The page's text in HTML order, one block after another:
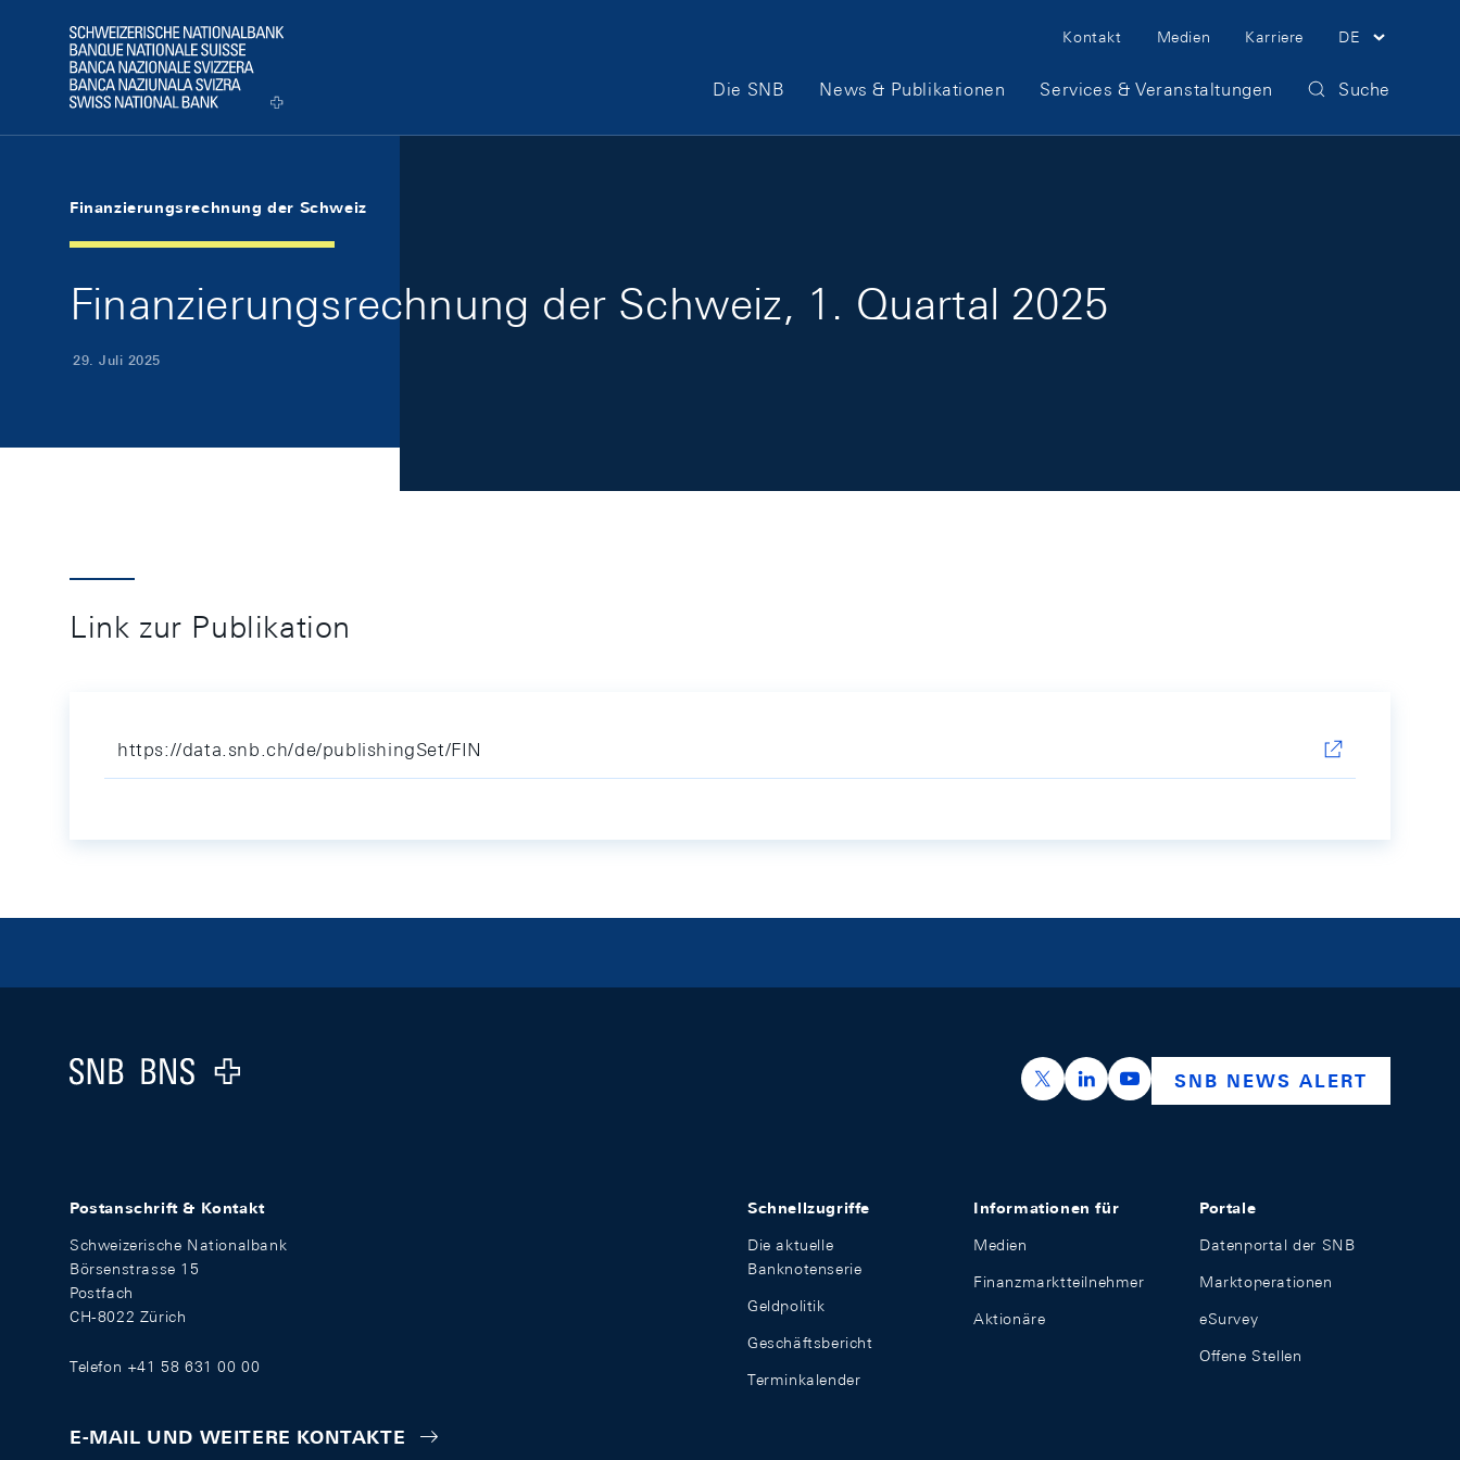
Logo
Meta Navigation
Kontakt Medien Karriere DE
Hauptnavigation
Die SNB News & Publikationen Services & Veranstaltungen Suche
Finanzierungsrechnung der Schweiz
Finanzierungsrechnung der Schweiz, 1. Quartal 2025
29. Juli 2025
Link zur Publikation
https://data.snb.ch/de/publishingSet/FIN
Logo
https://x.com/snb_bns
https://ch.linkedin.com/company/swiss-
https://www.youtube.com/
SNB NEWS ALERT
Postanschrift & Kontakt
Schweizerische Nationalbank
Börsenstrasse 15
Postfach
CH-8022 Zürich
Telefon +41 58 631 00 00
E-MAIL UND WEITERE KONTAKTE
Schnellzugriffe
Die aktuelle
Banknotenserie
Geldpolitik
Geschäftsbericht
Terminkalender
Informationen für
Medien
Finanzmarktteilnehmer
Aktionäre
Portale
Datenportal der SNB
Marktoperationen
eSurvey
Offene Stellen